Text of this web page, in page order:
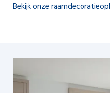
Bekijk onze